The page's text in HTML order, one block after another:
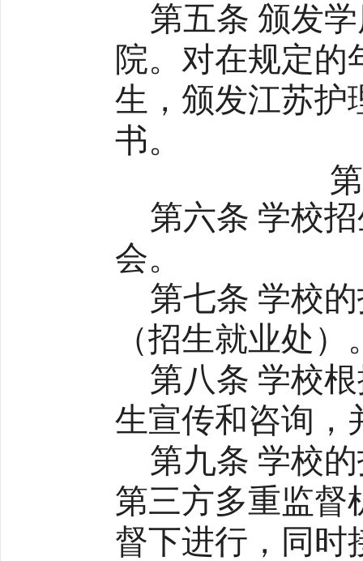
第五条 颁发
院。对在规定的
生，颁发江苏护
书。
第六条 学校
会。
第七条 学校
（招生就业处）
第八条 学校
生宣传和咨询，
第九条 学校
第三方多重监督
督下进行，同时